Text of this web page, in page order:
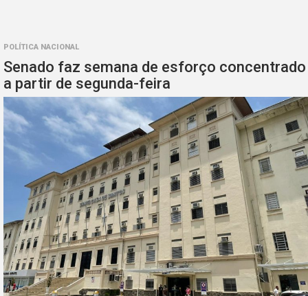
POLÍTICA NACIONAL
Senado faz semana de esforço concentrado
a partir de segunda-feira